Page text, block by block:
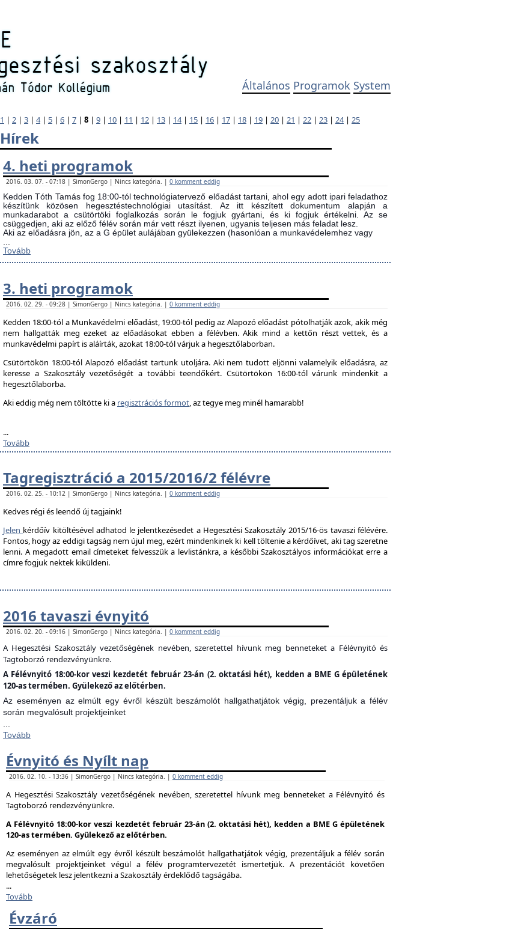
Általános Programok System
1 | 2 | 3 | 4| 5 | 6 | 7 | 8 | 9 | 10 | 11 | 12 | 13 | 14| 15 | 16 | 17 | 18 | 19 | 20 | 21 | 22 | 23 | 24| 25
Hírek
4. heti programok
2016. 03. 07. - 07:18 | SimonGergo | Nincs kategória. | 0 komment eddig
Kedden Tóth Tamás fog 18:00-tól technológiatervező előadást tartani, ahol egy adott ipari feladathoz
készítünk közösen hegesztéstechnológiai utasítást. Az itt készített dokumentum alapján a
munkadarabot a csütörtöki foglalkozás során le fogjuk gyártani, és ki fogjuk értékelni. Az se
csüggedjen, aki az előző félév során már vett részt ilyenen, ugyanis teljesen más feladat lesz.
Aki az előadásra jön, az a G épület aulájában gyülekezzen (hasonlóan a munkavédelemhez vagy
Tovább
3. heti programok
2016. 02. 29. - 09:28 | SimonGergo | Nincs kategória. | 0 komment eddig
Kedden 18:00-tól a Munkavédelmi előadást, 19:00-tól pedig az Alapozó előadást pótolhatják azok, akik még
nem hallgatták meg ezeket az előadásokat ebben a félévben. Akik mind a kettőn részt vettek, és a
munkavédelmi papírt is aláírták, azokat 18:00-tól várjuk a hegesztőlaborban.
Csütörtökön 18:00-tól Alapozó előadást tartunk utoljára. Aki nem tudott eljönni valamelyik előadásra, az
keresse a Szakosztály vezetőségét a további teendőkért. Csütörtökön 16:00-tól várunk mindenkit a
hegesztőlaborba.
Aki eddig még nem töltötte ki a regisztrációs formot, az tegye meg minél hamarabb!
...
Tovább
Tagregisztráció a 2015/2016/2 félévre
2016. 02. 25. - 10:12 | SimonGergo | Nincs kategória. | 0 komment eddig
Kedves régi és leendő új tagjaink!
Jelen kérdőív kitöltésével adhatod le jelentkezésedet a Hegesztési Szakosztály 2015/16-ös tavaszi félévére.
Fontos, hogy az eddigi tagság nem újul meg, ezért mindenkinek ki kell töltenie a kérdőívet, aki tag szeretne
lenni. A megadott email címeteket felvesszük a levlistánkra, a későbbi Szakosztályos információkat erre a
címre fogjuk nektek kiküldeni.
2016 tavaszi évnyitó
2016. 02. 20. - 09:16 | SimonGergo | Nincs kategória. | 0 komment eddig
A Hegesztési Szakosztály vezetőségének nevében, szeretettel hívunk meg benneteket a Félévnyitó és
Tagtoborzó rendezvényünkre.
A Félévnyitó 18:00-kor veszi kezdetét február 23-án (2. oktatási hét), kedden a BME G épületének
120-as termében. Gyülekező az előtérben.
Az eseményen az elmúlt egy évről készült beszámolót hallgathatjátok végig, prezentáljuk a félév
során megvalósult projektjeinket
Tovább
Évnyitó és Nyílt nap
2016. 02. 10. - 13:36 | SimonGergo | Nincs kategória. | 0 komment eddig
A Hegesztési Szakosztály vezetőségének nevében, szeretettel hívunk meg benneteket a Félévnyitó és
Tagtoborzó rendezvényünkre.
A Félévnyitó 18:00-kor veszi kezdetét február 23-án (2. oktatási hét), kedden a BME G épületének
120-as termében. Gyülekező az előtérben.
Az eseményen az elmúlt egy évről készült beszámolót hallgathatjátok végig, prezentáljuk a félév során
megvalósult projektjeinket végül a félév programtervezetét ismertetjük.A prezentációt követően
lehetőségetek lesz jelentkezni a Szakosztály érdeklődő tagságába.
...
Tovább
Évzáró